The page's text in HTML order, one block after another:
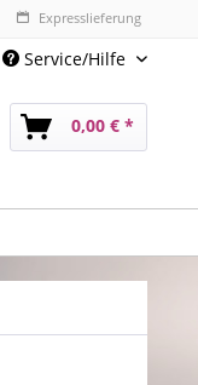
Expresslieferung
Service/Hilfe
0,00 € *